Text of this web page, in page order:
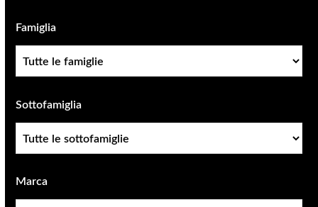
Famiglia
Sottofamiglia
Marca